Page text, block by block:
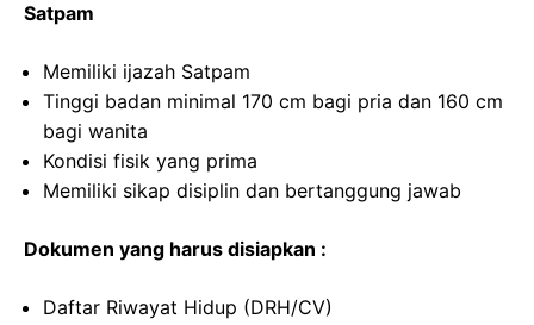
Satpam
Memiliki ijazah Satpam
Tinggi badan minimal 170 cm bagi pria dan 160 cm
bagi wanita
Kondisi fisik yang prima
Memiliki sikap disiplin dan bertanggung jawab
Dokumen yang harus disiapkan :
Daftar Riwayat Hidup (DRH/CV)